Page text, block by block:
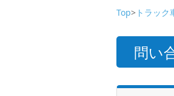
Top> トラック
問い